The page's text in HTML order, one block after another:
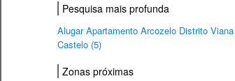
Pesquisa mais profunda
Alugar Apartamento Arcozelo Distrito Viana
Castelo (5)
Zonas próximas